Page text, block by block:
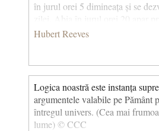
în jurul orei 5 dimineața și se
zilei. Abia în jurul orei 20 apar
Apoi, la ora 23, sosesc dinozaurii,
sfârșit abia în ultimele 5 minute
nopții și își văd creierul
abia în ultimul minut. Revoluția
abia acum o sutime de secundă.
poveste din lume) © CCC
Hubert Reeves
Logica noastră este instanța
argumentele valabile pe Pământ
întregul univers. (Cea mai
lume) © CCC